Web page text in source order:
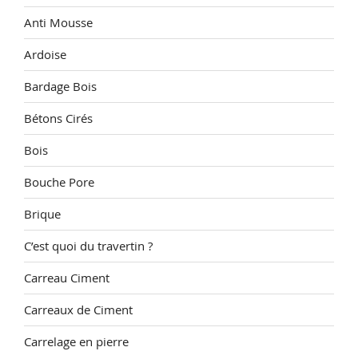
Anti Mousse
Ardoise
Bardage Bois
Bétons Cirés
Bois
Bouche Pore
Brique
C’est quoi du travertin ?
Carreau Ciment
Carreaux de Ciment
Carrelage en pierre